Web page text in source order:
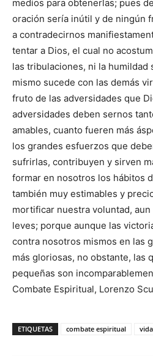
medios para obtenerlas; pues
oración sería inútil y de ningún
a contradecirnos
tentar a Dios, el cual no
las tribulaciones, ni la humildad
mismo sucede con las demás
fruto de las adversidades que
adversidades deben sernos
amables, cuanto fueren más
los grandes esfuerzos que
sufrirlas, contribuyen y sirven
formar en nosotros los hábitos
también muy estimables y
mortificar nuestra voluntad,
leves; porque aunque las
contra nosotros mismos en las
más gloriosas, no obstante, las
pequeñas son
Combate Espiritual, Lorenzo
ETIQUETAS combate espiritual